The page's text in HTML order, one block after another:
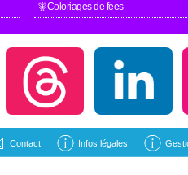
🧚Coloriages de fées
Contact Infos légales